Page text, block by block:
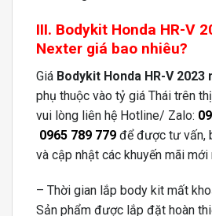
III. Bodykit Honda HR-V
Nexter giá bao nhiêu?
Giá Bodykit Honda HR-V 2023
phụ thuộc vào tỷ giá Thái trên
vui lòng liên hệ Hotline/ Zalo:
0965 789 779 để được tư vấn,
và cập nhật các khuyến mãi
– Thời gian lắp body kit mất
Sản phẩm được lắp đặt hoàn